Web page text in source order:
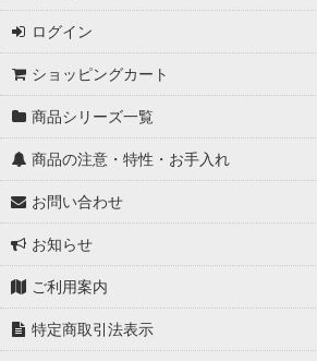
ログイン
ショッピングカート
商品シリーズ一覧
商品の注意・特性・お手入れ
お問い合わせ
お知らせ
ご利用案内
特定商取引法表示